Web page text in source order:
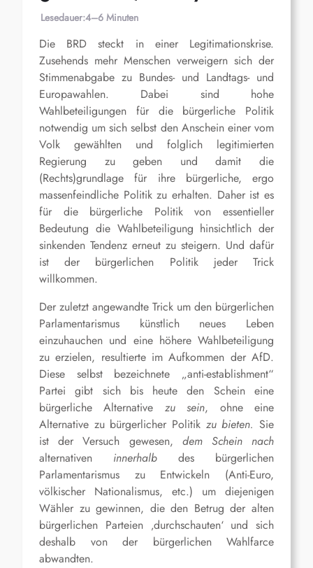
Lesedauer:4–6 Minuten
Die BRD steckt in einer Legitimationskrise.
Zusehends mehr Menschen verweigern sich der
Stimmenabgabe zu Bundes- und Landtags- und
Europawahlen. Dabei sind hohe
Wahlbeteiligungen für die bürgerliche Politik
notwendig um sich selbst den Anschein einer vom
Volk gewählten und folglich legitimierten
Regierung zu geben und damit die
(Rechts)grundlage für ihre bürgerliche, ergo
massenfeindliche Politik zu erhalten. Daher ist es
für die bürgerliche Politik von essentieller
Bedeutung die Wahlbeteiligung hinsichtlich der
sinkenden Tendenz erneut zu steigern. Und dafür
ist der bürgerlichen Politik jeder Trick
willkommen.
Der zuletzt angewandte Trick um den bürgerlichen
Parlamentarismus künstlich neues Leben
einzuhauchen und eine höhere Wahlbeteiligung
zu erzielen, resultierte im Aufkommen der AfD.
Diese selbst bezeichnete „anti-establishment“
Partei gibt sich bis heute den Schein eine
bürgerliche Alternative zu sein, ohne eine
Alternative zu bürgerlicher Politik zu bieten.Sie
ist der Versuch gewesen, dem Schein nach
alternativen innerhalb des bürgerlichen
Parlamentarismus zu Entwickeln (Anti-Euro,
völkischer Nationalismus, etc.) um diejenigen
Wähler zu gewinnen, die den Betrug der alten
bürgerlichen Parteien ‚durchschauten‘ und sich
deshalb von der bürgerlichen Wahlfarce
abwandten.